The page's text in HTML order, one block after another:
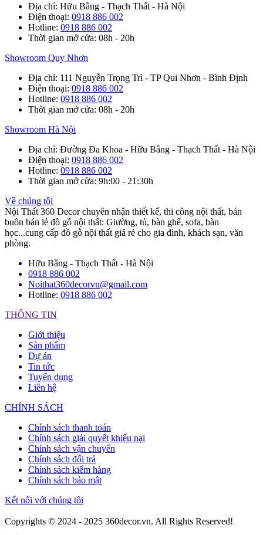
Địa chỉ: Hữu Bằng - Thạch Thất - Hà Nội
Điện thoại: 0918 886 002
Hotline: 0918 886 002
Thời gian mở cửa: 08h - 20h
Showroom Quy Nhơn
Địa chỉ: 111 Nguyễn Trọng Trì - TP Qui Nhơn - Bình Định
Điện thoại: 0918 886 002
Hotline: 0918 886 002
Thời gian mở cửa: 08h - 20h
Showroom Hà Nội
Địa chỉ: Đường Đa Khoa - Hữu Bằng - Thạch Thất - Hà Nội
Điện thoại: 0918 886 002
Hotline: 0918 886 002
Thời gian mở cửa: 9h:00 - 21:30h
Về chúng tôi
Nội Thất 360 Decor chuyên nhận thiết kế, thi công nội thất, bán
buôn bán lẻ đồ gỗ nội thất: Giường, tủ, bàn ghế, sofa, bàn
học...cung cấp đồ gỗ nội thất giá rẻ cho gia đình, khách sạn, văn
phòng.
Hữu Bằng - Thạch Thất - Hà Nội
0918 886 002
Noithat360decorvn@gmail.com
Hotline: 0918 886 002
THÔNG TIN
Giới thiệu
Sản phẩm
Dự án
Tin tức
Tuyển dụng
Liên hệ
CHÍNH SÁCH
Chính sách thanh toán
Chính sách giải quyết khiếu nại
Chính sách vận chuyển
Chính sách đổi trả
Chính sách kiểm hàng
Chính sách bảo mật
Kết nối với chúng tôi
Copyrights © 2024 - 2025 360decor.vn. All Rights Reserved!